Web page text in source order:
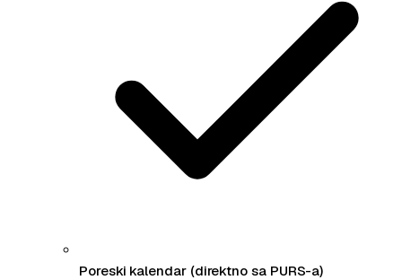
Poreski kalendar (direktno sa PURS-a)